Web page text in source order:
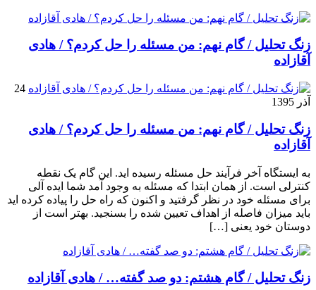
زنگ تحلیل / گام نهم: من مسئله را حل کردم؟ / هادی
آقازاده
24
آذر 1395
زنگ تحلیل / گام نهم: من مسئله را حل کردم؟ / هادی
آقازاده
به ایستگاه آخر فرآیند حل مسئله رسیده اید. این گام یک نقطه
کنترلی است. از همان ابتدا که مسئله به وجود آمد شما ایده آلی
برای مسئله خود در نظر گرفتید و اکنون که راه حل را پیاده کرده اید
باید میزان فاصله از اهداف تعیین شده را بسنجید. بهتر است از
دوستان خود یعنی […]
زنگ تحلیل / گام هشتم: دو صد گفته… / هادی آقازاده